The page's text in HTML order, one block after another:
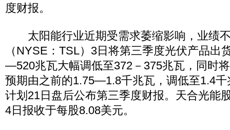
度财报。
太阳能行业近期受需求萎缩影响，业绩
（NYSE：TSL）3日将第三季度光伏产品出
—520兆瓦大幅调低至372－375兆瓦，同时
预期由之前的1.75—1.8千兆瓦，调低至1.4
计划21日盘后公布第三季度财报。天合光能
4日报收于每股8.08美元。